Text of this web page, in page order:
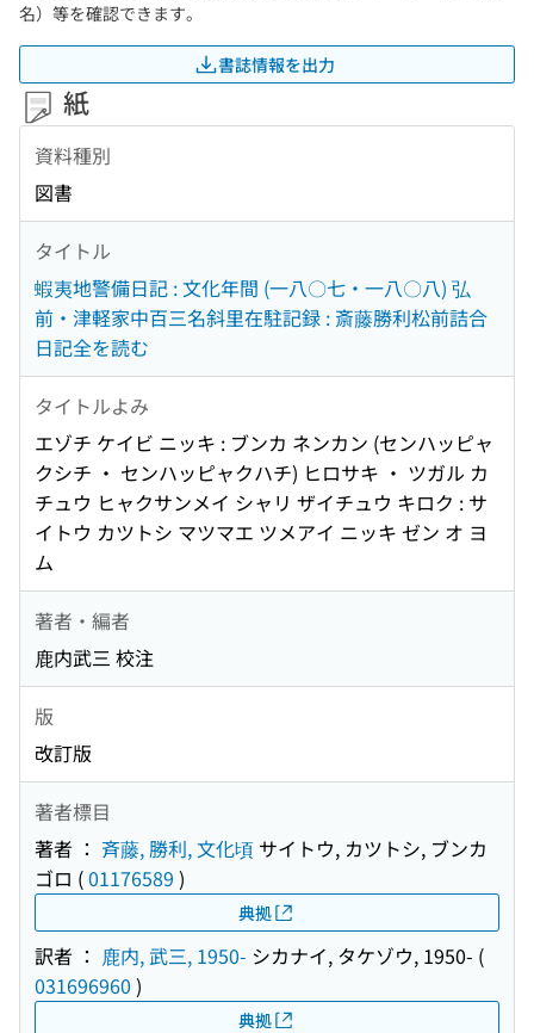
名）等を確認できます。
書誌情報を出力
紙
資料種別
図書
タイトル
蝦夷地警備日記 : 文化年間 (一八〇七・一八〇八) 弘
前・津軽家中百三名斜里在駐記録 : 斎藤勝利松前詰合
日記全を読む
タイトルよみ
エゾチ ケイビ ニッキ : ブンカ ネンカン (センハッピャ
クシチ ・ センハッピャクハチ) ヒロサキ ・ ツガル カ
チュウ ヒャクサンメイ シャリ ザイチュウ キロク : サ
イトウ カツトシ マツマエ ツメアイ ニッキ ゼン オ ヨ
ム
著者・編者
鹿内武三 校注
版
改訂版
著者標目
著者 ： 斉藤, 勝利, 文化頃 サイトウ, カツトシ, ブンカ
ゴロ (01176589 )
典拠
訳者 ： 鹿内, 武三, 1950- シカナイ, タケゾウ, 1950- (
031696960 )
典拠